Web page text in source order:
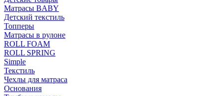
Матрасы BABY
Детский текстиль
Топперы
Матрасы в рулоне
ROLL FOAM
ROLL SPRING
Simple
Текстиль
Чехлы для матраса
Основания